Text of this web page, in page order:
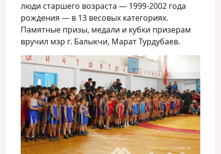
люди старшего возраста — 1999-2002 года
рождения — в 13 весовых категориях.
Памятные призы, медали и кубки призерам
вручил мэр г. Балыкчи, Марат Турдубаев.